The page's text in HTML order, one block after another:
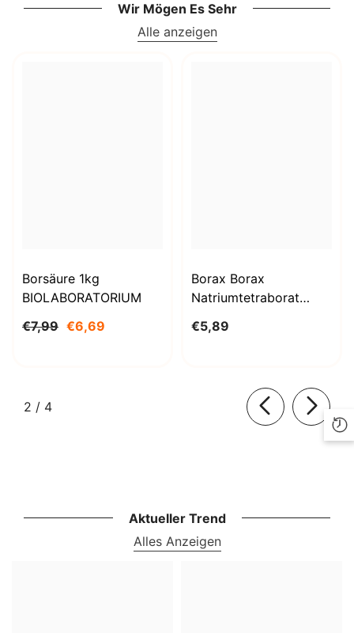
Wir Mögen Es Sehr
Alle anzeigen
Borsäure 1kg
BIOLABORATORIUM
€7,99 €6,69
Borax Borax
Natriumtetraborat
BioLaboratorium
€5,89
2 / von
4
Aktueller Trend
Alles Anzeigen